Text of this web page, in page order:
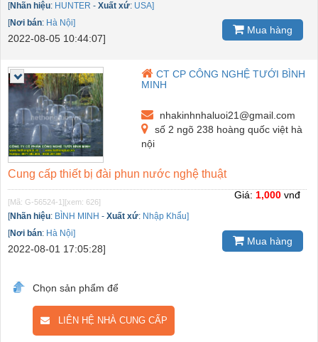
[Nhãn hiệu: HUNTER - Xuất xứ: USA]
[Nơi bán: Hà Nội]
2022-08-05 10:44:07]
Mua hàng
CT CP CÔNG NGHỆ TƯỚI BÌNH
MINH
nhakinhnhaluoi21@gmail.com
số 2 ngõ 238 hoàng quốc việt hà
nội
Cung cấp thiết bị đài phun nước nghệ thuật
[Mã: G-56524-1] [xem: 626]
[Nhãn hiệu: BÌNH MINH - Xuất xứ: Nhập Khẩu]
[Nơi bán: Hà Nội]
2022-08-01 17:05:28]
Giá: 1,000 vnđ
Mua hàng
Chọn sản phẩm để
LIÊN HỆ NHÀ CUNG CẤP